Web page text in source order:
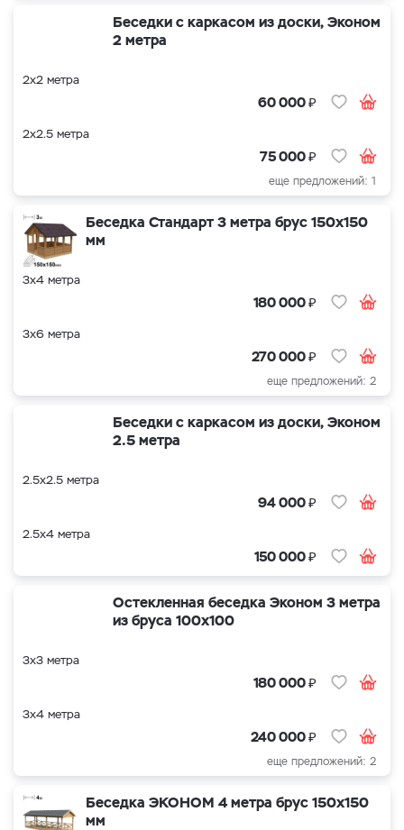
Беседки с каркасом из доски, Эконом
2 метра
2х2 метра
60 000₽
2х2.5 метра
75 000₽
еще предложений: 1
Беседка Стандарт 3 метра брус 150х150
мм
3х4 метра
180 000₽
3х6 метра
270 000₽
еще предложений: 2
Беседки с каркасом из доски, Эконом
2.5 метра
2.5х2.5 метра
94 000₽
2.5х4 метра
150 000₽
Остекленная беседка Эконом 3 метра
из бруса 100х100
3х3 метра
180 000₽
3х4 метра
240 000₽
еще предложений: 2
Беседка ЭКОНОМ 4 метра брус 150х150
мм